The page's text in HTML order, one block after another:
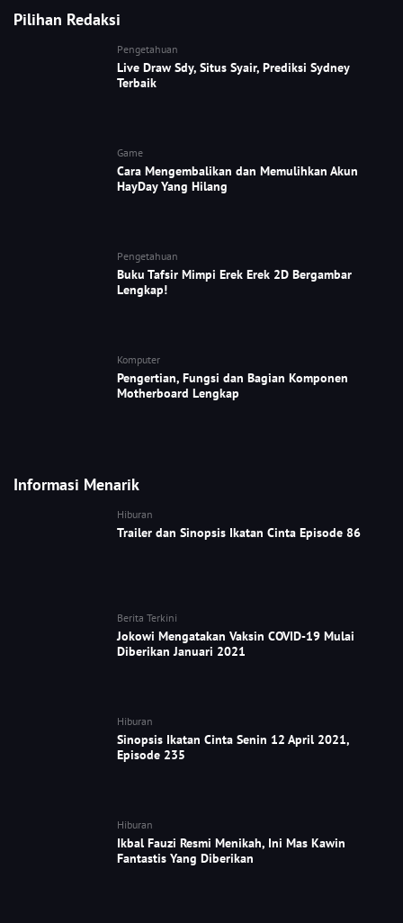
Pilihan Redaksi
Pengetahuan
Live Draw Sdy, Situs Syair, Prediksi Sydney
Terbaik
Game
Cara Mengembalikan dan Memulihkan Akun
HayDay Yang Hilang
Pengetahuan
Buku Tafsir Mimpi Erek Erek 2D Bergambar
Lengkap!
Komputer
Pengertian, Fungsi dan Bagian Komponen
Motherboard Lengkap
Informasi Menarik
Hiburan
Trailer dan Sinopsis Ikatan Cinta Episode 86
Berita Terkini
Jokowi Mengatakan Vaksin COVID-19 Mulai
Diberikan Januari 2021
Hiburan
Sinopsis Ikatan Cinta Senin 12 April 2021,
Episode 235
Hiburan
Ikbal Fauzi Resmi Menikah, Ini Mas Kawin
Fantastis Yang Diberikan